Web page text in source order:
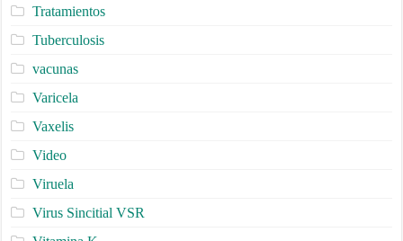
Tratamientos
Tuberculosis
vacunas
Varicela
Vaxelis
Video
Viruela
Virus Sincitial VSR